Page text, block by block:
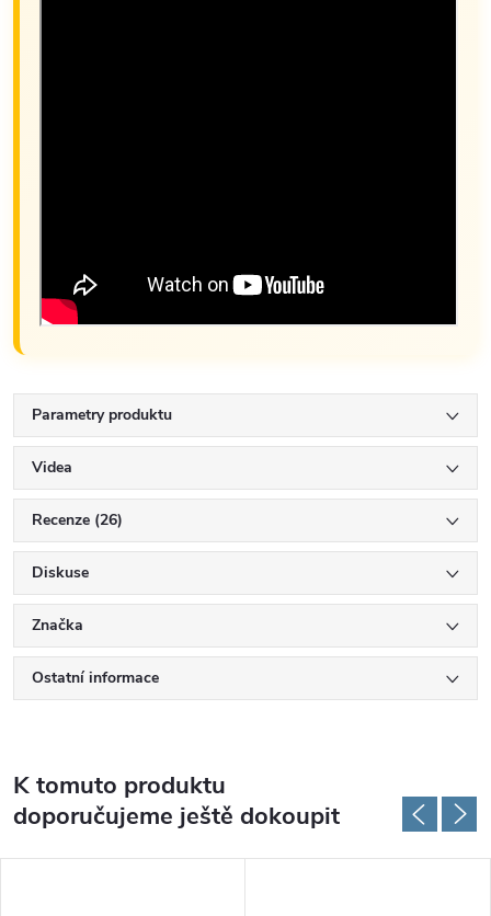
Parametry produktu
Videa
Recenze (26)
Diskuse
Značka
Ostatní informace
K tomuto produktu
doporučujeme ještě dokoupit